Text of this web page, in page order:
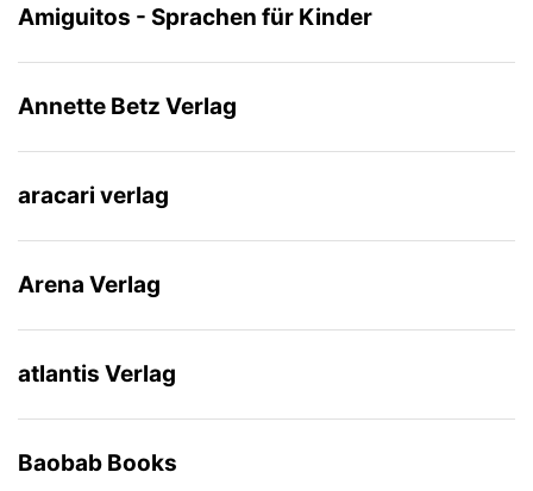
Amiguitos - Sprachen für Kinder
Annette Betz Verlag
aracari verlag
Arena Verlag
atlantis Verlag
Baobab Books